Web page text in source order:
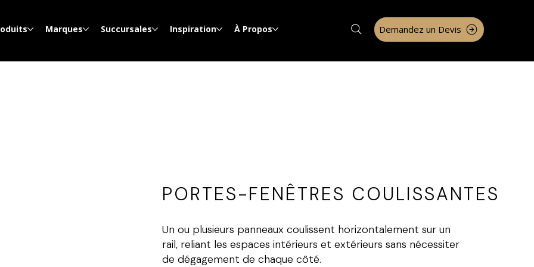
Demandez un Devis
Marques Succursales Inspiration À Propos
PORTES-FENÊTRES COULISSANTES
Un ou plusieurs panneaux coulissent horizontalement sur un
rail, reliant les espaces intérieurs et extérieurs sans nécessiter
de dégagement de chaque côté.